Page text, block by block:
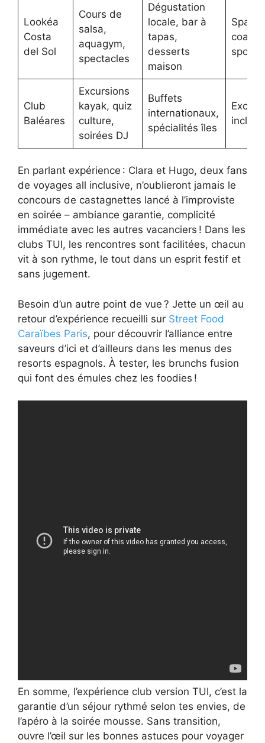
Lookéa
Costa
del Sol
Cours de
salsa,
aquagym,
spectacles
Dégustation
locale, bar à
tapas,
desserts
maison
Spa,
coach
sportif
Club
Baléares
Excursions
kayak, quiz
culture,
soirées DJ
Buffets
internationaux,
spécialités îles
En parlant expérience : Clara et Hugo, deux fans
de voyages all inclusive, n’oublieront jamais le
concours de castagnettes lancé à l’improviste
en soirée – ambiance garantie, complicité
immédiate avec les autres vacanciers ! Dans les
clubs TUI, les rencontres sont facilitées, chacun
vit à son rythme, le tout dans un esprit festif et
sans jugement.
Besoin d’un autre point de vue ? Jette un œil au
retour d’expérience recueilli sur Street Food
Caraïbes Paris, pour découvrir l’alliance entre
saveurs d’ici et d’ailleurs dans les menus des
resorts espagnols. À tester, les brunchs fusion
qui font des émules chez les foodies !
En somme, l’expérience club version TUI, c’est la
garantie d’un séjour rythmé selon tes envies, de
l’apéro à la soirée mousse. Sans transition,
ouvre l’œil sur les bonnes astuces pour voyager